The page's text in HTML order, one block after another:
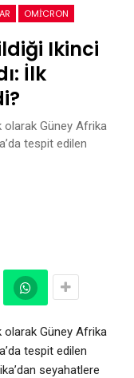
OMİCRON
Ikinci
İlk
olarak Güney Afrika
tespit edilen
olarak Güney Afrika
tespit edilen
seyahatlere